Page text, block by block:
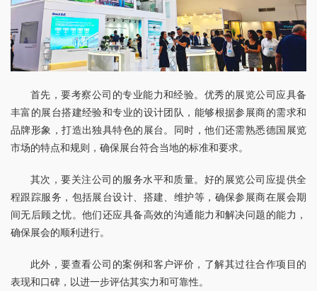
首先，要考察公司的专业能力和经验。优秀的展览公司应具备
丰富的展台搭建经验和专业的设计团队，能够根据参展商的需求和
品牌形象，打造出独具特色的展台。同时，他们还需熟悉德国展览
市场的特点和规则，确保展台符合当地的标准和要求。
其次，要关注公司的服务水平和质量。好的展览公司应提供全
程跟踪服务，包括展台设计、搭建、维护等，确保参展商在展会期
间无后顾之忧。他们还应具备高效的沟通能力和解决问题的能力，
确保展会的顺利进行。
此外，要查看公司的案例和客户评价，了解其过往合作项目的
表现和口碑，以进一步评估其实力和可靠性。